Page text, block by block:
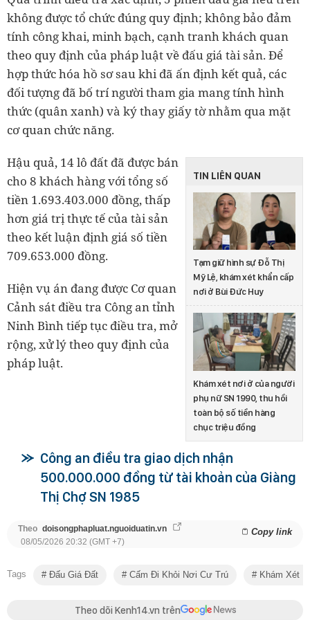
không được tổ chức đúng quy định; không bảo đảm
tính công khai, minh bạch, cạnh tranh khách quan
theo quy định của pháp luật về đấu giá tài sản. Để
hợp thức hóa hồ sơ sau khi đã ấn định kết quả, các
đối tượng đã bố trí người tham gia mang tính hình
thức (quân xanh) và ký thay giấy tờ nhằm qua mặt
cơ quan chức năng.
TIN LIÊN QUAN
Tạm giữ hình sự Đỗ Thị
Mỹ Lệ, khám xét khẩn cấp
nơi ở Bùi Đức Huy
Khám xét nơi ở của người
phụ nữ SN 1990, thu hồi
toàn bộ số tiền hàng
chục triệu đồng
Hậu quả, 14 lô đất đã được bán
cho 8 khách hàng với tổng số
tiền 1.693.403.000 đồng, thấp
hơn giá trị thực tế của tài sản
theo kết luận định giá số tiền
709.653.000 đồng.
Hiện vụ án đang được Cơ quan
Cảnh sát điều tra Công an tỉnh
Ninh Bình tiếp tục điều tra, mở
rộng, xử lý theo quy định của
pháp luật.
Công an điều tra giao dịch nhận
500.000.000 đồng từ tài khoản của Giàng
Thị Chợ SN 1985
Theo doisongphapluat.nguoiduatin.vn Copy link
08/05/2026 20:32 (GMT +7)
Tags Đấu Giá Đất Cấm Đi Khỏi Nơi Cư Trú Khám Xét
Theo dõi Kenh14.vn trên